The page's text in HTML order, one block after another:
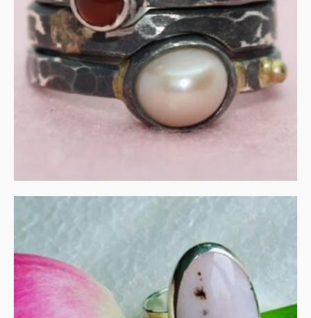
€305.00
IN WINKELMAND
UITVERKOCHT
Roze opaal in zilver